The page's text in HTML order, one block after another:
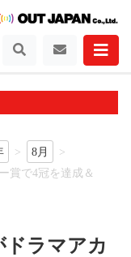
8月
賞で4冠を達成＆
ドラマアカ